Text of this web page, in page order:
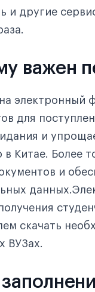
и другие
важен
электронный
для
и
в Китае. Более
и
скачать
ВУЗах.